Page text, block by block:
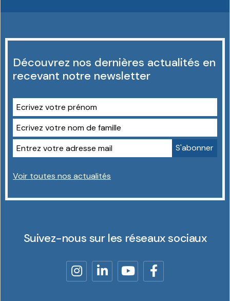
Découvrez nos dernières actualités en
recevant notre newsletter
Voir toutes nos actualités
Suivez-nous sur les réseaux sociaux